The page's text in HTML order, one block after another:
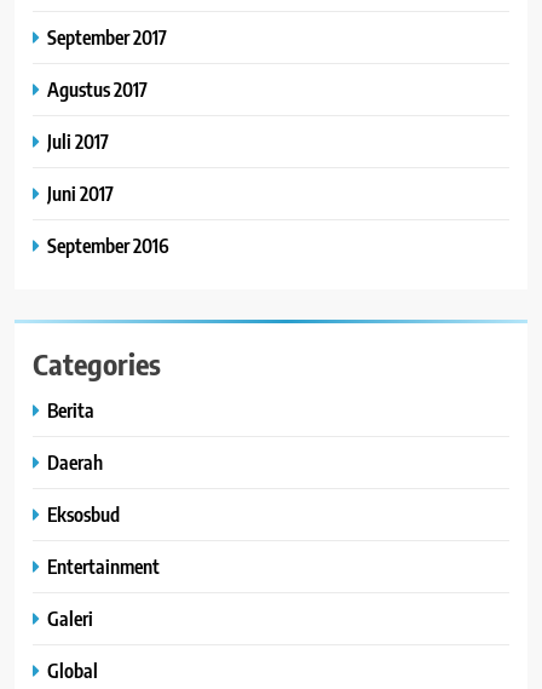
September 2017
Agustus 2017
Juli 2017
Juni 2017
September 2016
Categories
Berita
Daerah
Eksosbud
Entertainment
Galeri
Global